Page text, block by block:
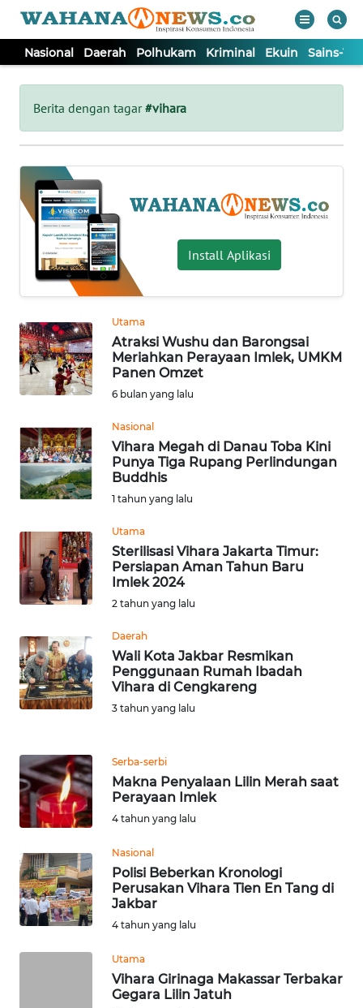
Nasional Daerah Polhukam Kriminal Ekuin Sains-
Berita dengan tagar#vihara
Install Aplikasi
Utama
Atraksi Wushu dan Barongsai
Meriahkan Perayaan Imlek, UMKM
Panen Omzet
6 bulan yang lalu
Nasional
Vihara Megah di Danau Toba Kini
Punya Tiga Rupang Perlindungan
Buddhis
1 tahun yang lalu
Utama
Sterilisasi Vihara Jakarta Timur:
Persiapan Aman Tahun Baru
Imlek 2024
2 tahun yang lalu
Daerah
Wali Kota Jakbar Resmikan
Penggunaan Rumah Ibadah
Vihara di Cengkareng
3 tahun yang lalu
Serba-serbi
Makna Penyalaan Lilin Merah saat
Perayaan Imlek
4 tahun yang lalu
Nasional
Polisi Beberkan Kronologi
Perusakan Vihara Tien En Tang di
Jakbar
4 tahun yang lalu
Utama
Vihara Girinaga Makassar Terbakar
Gegara Lilin Jatuh
Tutup
NASIONAL
DAERAH
POLHUKAM
KRIMINAL
EKUIN
SAINS-TEKNO
INTERNASIONAL
PENDIDIKAN
OLAHRAGA
OPINI
EDITORIAL
INDEKS
BERITA
KONTAK
INFO
IKLAN
TENTANG